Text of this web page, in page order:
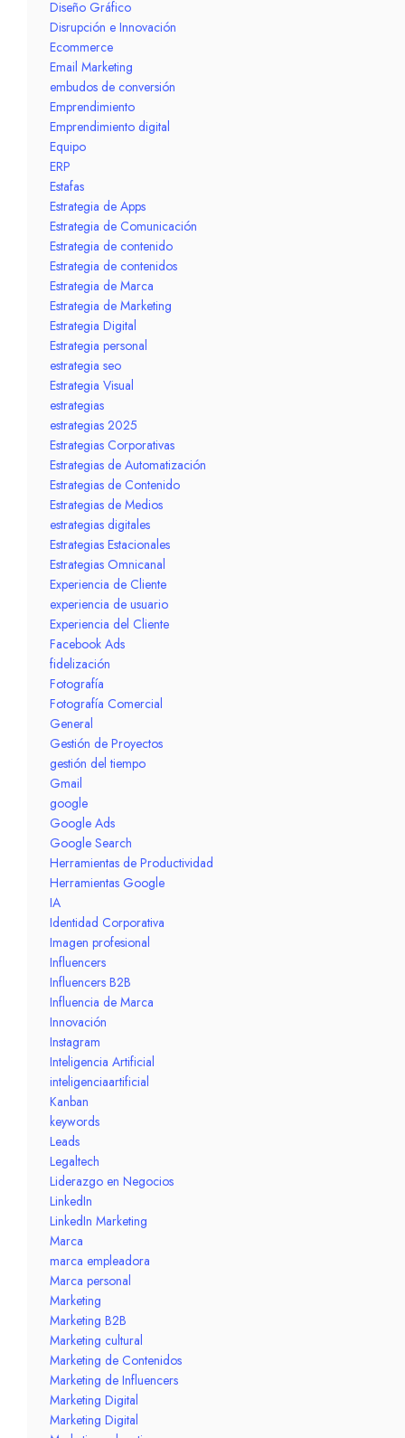
Diseño Gráfico
Disrupción e Innovación
Ecommerce
Email Marketing
embudos de conversión
Emprendimiento
Emprendimiento digital
Equipo
ERP
Estafas
Estrategia de Apps
Estrategia de Comunicación
Estrategia de contenido
Estrategia de contenidos
Estrategia de Marca
Estrategia de Marketing
Estrategia Digital
Estrategia personal
estrategia seo
Estrategia Visual
estrategias
estrategias 2025
Estrategias Corporativas
Estrategias de Automatización
Estrategias de Contenido
Estrategias de Medios
estrategias digitales
Estrategias Estacionales
Estrategias Omnicanal
Experiencia de Cliente
experiencia de usuario
Experiencia del Cliente
Facebook Ads
fidelización
Fotografía
Fotografía Comercial
General
Gestión de Proyectos
gestión del tiempo
Gmail
google
Google Ads
Google Search
Herramientas de Productividad
Herramientas Google
IA
Identidad Corporativa
Imagen profesional
Influencers
Influencers B2B
Influencia de Marca
Innovación
Instagram
Inteligencia Artificial
inteligenciaartificial
Kanban
keywords
Leads
Legaltech
Liderazgo en Negocios
LinkedIn
LinkedIn Marketing
Marca
marca empleadora
Marca personal
Marketing
Marketing B2B
Marketing cultural
Marketing de Contenidos
Marketing de Influencers
Marketing Digital
Marketing Digital